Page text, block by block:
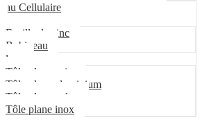
Cellulaire
Feuille de zinc
Bobineau
Tôle plane acier
Tôle plane aluminium
Tôle plane galva
Tôle plane inox